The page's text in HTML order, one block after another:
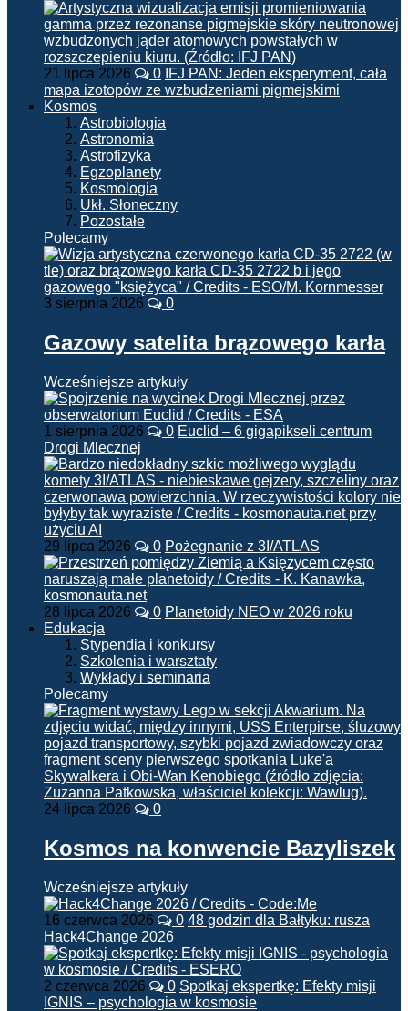
21 lipca 2026 0 IFJ PAN: Jeden eksperyment, cała
mapa izotopów ze wzbudzeniami pigmejskimi
Kosmos
Astrobiologia
Astronomia
Astrofizyka
Egzoplanety
Kosmologia
Ukł. Słoneczny
Pozostałe
Polecamy
3 sierpnia 2026 0
Gazowy satelita brązowego karła
Wcześniejsze artykuły
1 sierpnia 2026 0 Euclid – 6 gigapikseli centrum
Drogi Mlecznej
29 lipca 2026 0 Pożegnanie z 3I/ATLAS
28 lipca 2026 0 Planetoidy NEO w 2026 roku
Edukacja
Stypendia i konkursy
Szkolenia i warsztaty
Wykłady i seminaria
Polecamy
24 lipca 2026 0
Kosmos na konwencie Bazyliszek
Wcześniejsze artykuły
16 czerwca 2026 0 48 godzin dla Bałtyku: rusza
Hack4Change 2026
2 czerwca 2026 0 Spotkaj ekspertkę: Efekty misji
IGNIS – psychologia w kosmosie